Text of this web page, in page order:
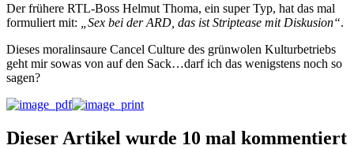
Der frühere RTL-Boss Helmut Thoma, ein super Typ, hat das mal
formuliert mit:
„Sex bei der ARD, das ist Striptease mit Diskusion“.
Dieses moralinsaure Cancel Culture des grünwolen Kulturbetriebs
geht mir sowas von auf den Sack…darf ich das wenigstens noch so
sagen?
Dieser Artikel wurde 10 mal kommentiert